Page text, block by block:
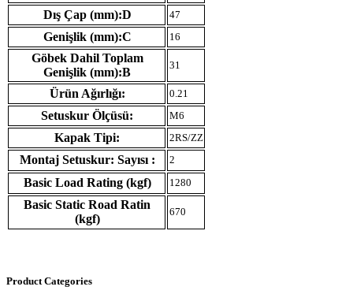
Dış Çap (mm):D 47
Genişlik (mm):C 16
Göbek Dahil Toplam
Genişlik (mm):B
31
Ürün Ağırlığı: 0.21
Setuskur Ölçüsü: M6
Kapak Tipi: 2RS/ZZ
Montaj Setuskur: Sayısı : 2
Basic Load Rating (kgf) 1280
Basic Static Road Ratin
(kgf)
670
Product Categories